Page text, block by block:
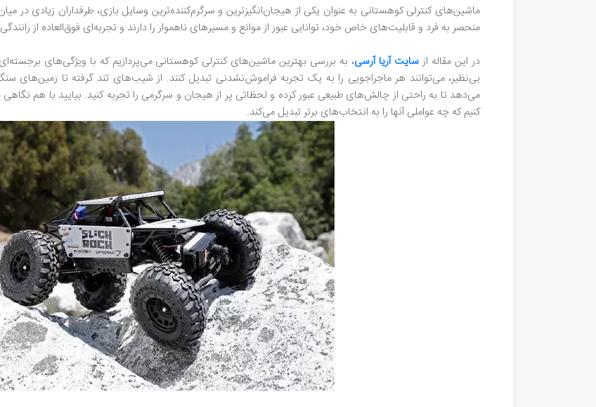
ماشین‌های کنترلی کوهستانی به عنوان یکی از هیجان‌انگیزترین و سرگرم‌کننده‌ترین وسایل بازی، طرفداران زیادی در
منحصر به فرد و قابلیت‌های خاص خود، توانایی عبور از موانع و مسیرهای ناهموار را دارند و تجربه‌ای فوق‌العاده از رانندگی
در این مقاله ازسایت آریا آرسی، به بررسی بهترین ماشین‌های کنترلی کوهستانی می‌پردازیم که با ویژگی‌های
بی‌نظیر، می‌توانند هر ماجراجویی را به یک تجربه فراموش‌نشدنی تبدیل کنند. از شیب‌های تند گرفته تا زمین‌های
می‌دهد تا به راحتی از چالش‌های طبیعی عبور کرده و لحظاتی پر از هیجان و سرگرمی را تجربه کنید. بیایید با هم
کنیم که چه عواملی آنها را به انتخاب‌های برتر تبدیل می‌کند.